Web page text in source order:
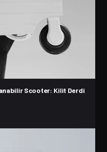
Scooter: Kilit Derdi